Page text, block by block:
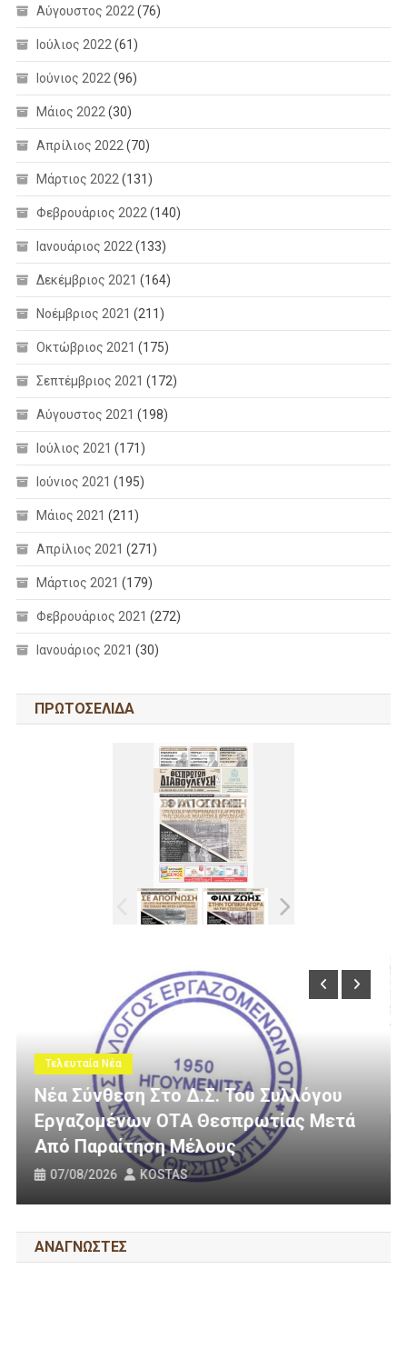
Αύγουστος 2022 (76)
Ιούλιος 2022 (61)
Ιούνιος 2022 (96)
Μάιος 2022 (30)
Απρίλιος 2022 (70)
Μάρτιος 2022 (131)
Φεβρουάριος 2022 (140)
Ιανουάριος 2022 (133)
Δεκέμβριος 2021 (164)
Νοέμβριος 2021 (211)
Οκτώβριος 2021 (175)
Σεπτέμβριος 2021 (172)
Αύγουστος 2021 (198)
Ιούλιος 2021 (171)
Ιούνιος 2021 (195)
Μάιος 2021 (211)
Απρίλιος 2021 (271)
Μάρτιος 2021 (179)
Φεβρουάριος 2021 (272)
Ιανουάριος 2021 (30)
ΠΡΩΤΟΣΕΛΙΔΑ
Μετά
Τελευταία Νέα
3 Εκατομμύρια Ευρώ Για
Οδοποιία Στον Δήμο
31/07/2026 KOSTAS
ΑΝΑΓΝΩΣΤΕΣ